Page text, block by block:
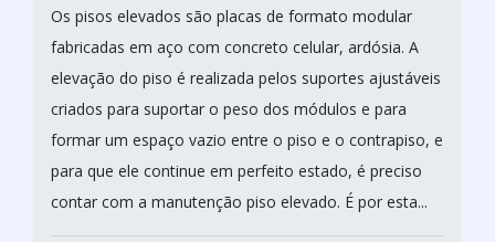
Os pisos elevados são placas de formato modular
fabricadas em aço com concreto celular, ardósia. A
elevação do piso é realizada pelos suportes ajustáveis
criados para suportar o peso dos módulos e para
formar um espaço vazio entre o piso e o contrapiso, e
para que ele continue em perfeito estado, é preciso
contar com a manutenção piso elevado. É por esta...